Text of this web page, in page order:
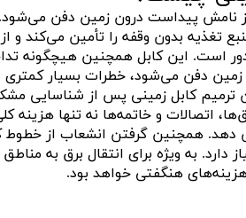
نامش پیداست درون زمین دفن می‌شود.
تغذیه بدون وقفه را تأمین می‌کند و
است. این کابل همچنین هیچگونه
زمین دفن می‌شود، خطرات بسیار کمتری
ترمیم کابل زمینی پس از شناسایی
اتصالات و خاتمه‌ها نه تنها
همچنین گرفتن انشعاب از خطوط
دارد. به ویژه برای انتقال برق به
هنگفتی خواهد بود.